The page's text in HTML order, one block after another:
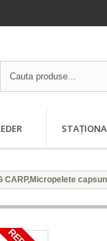
CARP,Micropelete